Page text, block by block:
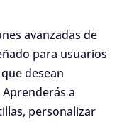
avanzadas de
para usuarios
desean
a
personalizar